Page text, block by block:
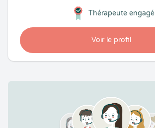
Voir le profil
Thérapeute engagé